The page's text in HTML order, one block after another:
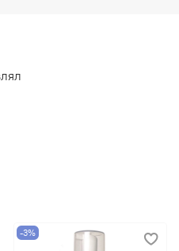
-3%